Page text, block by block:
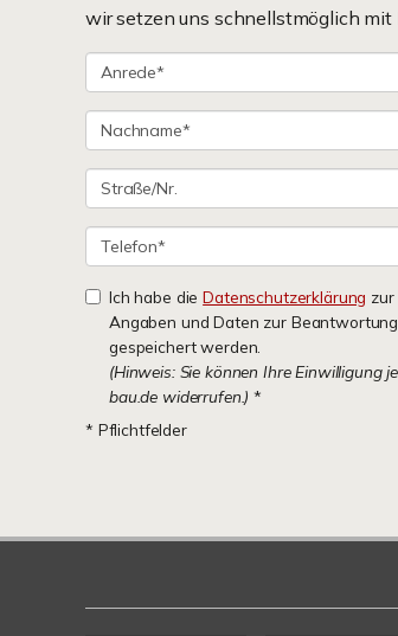
wir setzen uns schnellstmöglich mit
Ich habe dieDatenschutzerklärung zur
Angaben und Daten zur
gespeichert werden.
(Hinweis: Sie können Ihre Einwilligung
bau.de widerrufen.) *
* Pflichtfelder